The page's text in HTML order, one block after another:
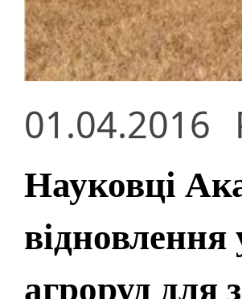
01.04.2016
Науковці
агроруд для